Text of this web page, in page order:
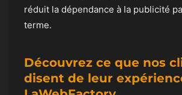
réduit la dépendance à la publicité
terme.
Découvrez ce que nos
disent de leur